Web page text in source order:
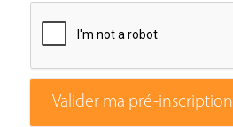
Valider ma pré-inscription